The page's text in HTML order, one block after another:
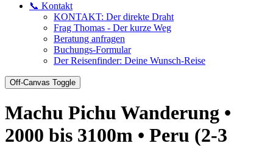
📞 Kontakt
KONTAKT: Der direkte Draht
Frag Thomas - Der kurze Weg
Beratung anfragen
Buchungs-Formular
Der Reisenfinder: Deine Wunsch-Reise
Off-Canvas Toggle
Machu Pichu Wanderung •
2000 bis 3100m • Peru (2-3